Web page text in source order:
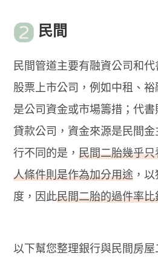
民間
民間管道主要有融資公司和
股票上市公司，例如中租、
是公司資金或市場籌措；代
貸款公司，資金來源是民間
行不同的是，民間二胎幾乎
人條件則是作為加分用途 ，
度，因此民間二胎的過件率
以下幫您整理銀行與民間房屋